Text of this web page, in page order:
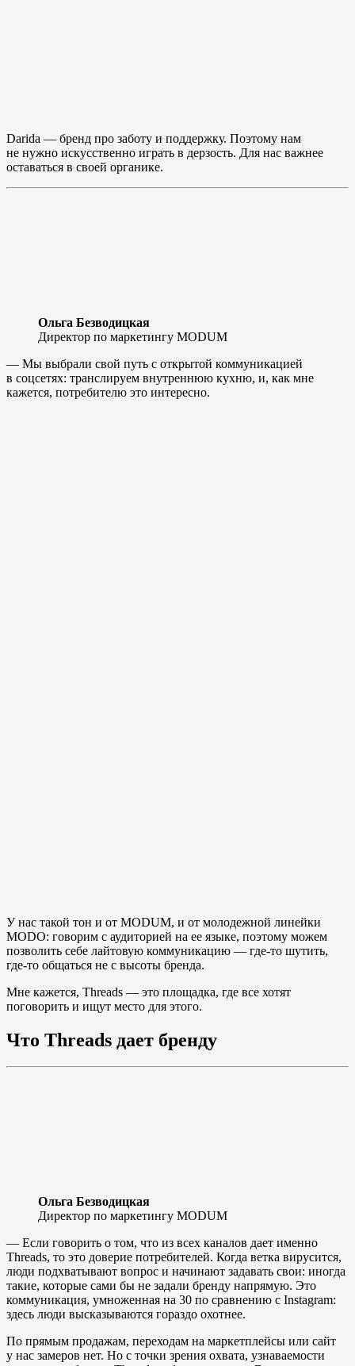
Darida — бренд про заботу и поддержку. Поэтому нам
не нужно искусственно играть в дерзость. Для нас важнее
оставаться в своей органике.
Ольга Безводицкая
Директор по маркетингу MODUM
— Мы выбрали свой путь с открытой коммуникацией
в соцсетях: транслируем внутреннюю кухню, и, как мне
кажется, потребителю это интересно.
У нас такой тон и от MODUM, и от молодежной линейки
MODO: говорим с аудиторией на ее языке, поэтому можем
позволить себе лайтовую коммуникацию — где-то шутить,
где-то общаться не с высоты бренда.
Мне кажется, Threads — это площадка, где все хотят
поговорить и ищут место для этого.
Что Threads дает бренду
Ольга Безводицкая
Директор по маркетингу MODUM
— Если говорить о том, что из всех каналов дает именно
Threads, то это доверие потребителей. Когда ветка вирусится,
люди подхватывают вопрос и начинают задавать свои: иногда
такие, которые сами бы не задали бренду напрямую. Это
коммуникация, умноженная на 30 по сравнению с Instagram:
здесь люди высказываются гораздо охотнее.
По прямым продажам, переходам на маркетплейсы или сайт
у нас замеров нет. Но с точки зрения охвата, узнаваемости